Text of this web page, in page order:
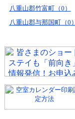
八重山郡竹富町（0）
八重山郡与那国町（0）